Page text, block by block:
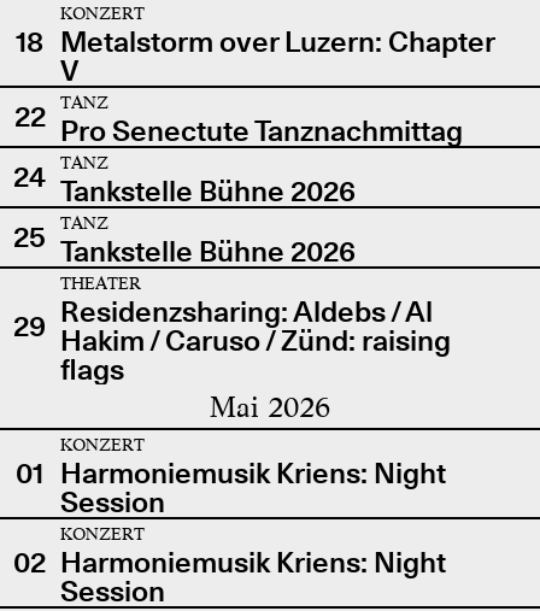
18
KONZERT
Metalstorm over Luzern: Chapter
V
22
TANZ
Pro Senectute Tanznachmittag
24
TANZ
Tankstelle Bühne 2026
25
TANZ
Tankstelle Bühne 2026
29
THEATER
Residenzsharing: Aldebs / Al
Hakim / Caruso / Zünd: raising
flags
Mai 2026
01
KONZERT
Harmoniemusik Kriens: Night
Session
02
KONZERT
Harmoniemusik Kriens: Night
Session